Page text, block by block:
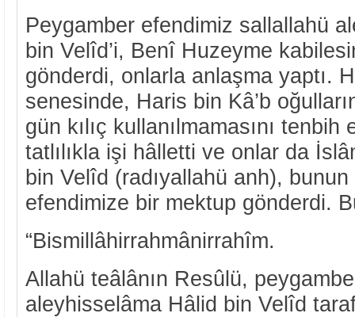
Peygamber efendimiz sallallahü
bin Velîd’i, Benî Huzeyme
gönderdi, onlarla anlaşma yaptı.
senesinde, Haris bin Kâ’b
gün kılıç kullanılmamasını
tatlılıkla işi hâlletti ve onlar da
bin Velîd (radıyallahü anh),
efendimize bir mektup gönderdi.
“Bismillâhirrahmânirrahîm.
Allahü teâlânın Resûlü,
aleyhisselâma Hâlid bin Velîd